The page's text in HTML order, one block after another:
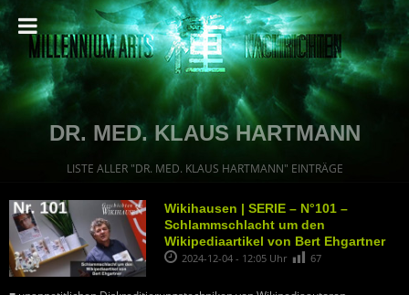
DR. MED. KLAUS HARTMANN
LISTE ALLER "DR. MED. KLAUS HARTMANN" EINTRÄGE
Wikihausen | SERIE – N°101 –
Schlammschlacht um den
Wikipediaartikel von Bert Ehgartner
2024-12-04 - 12:05 Uhr 67